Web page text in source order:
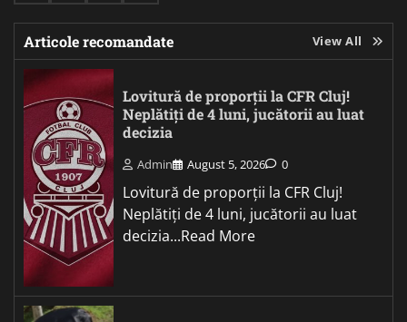
Articole recomandate View All
Lovitură de proporții la CFR Cluj!
Neplătiți de 4 luni, jucătorii au luat
decizia
Admin August 5, 2026 0
Lovitură de proporții la CFR Cluj!
Neplătiți de 4 luni, jucătorii au luat
decizia...Read More